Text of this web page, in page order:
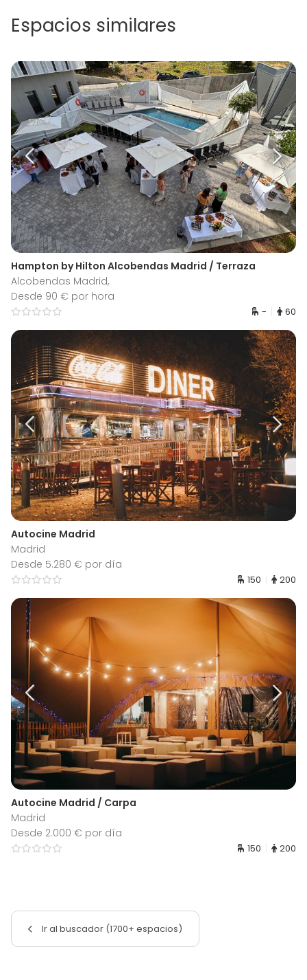
Espacios similares
Hampton by Hilton Alcobendas Madrid / Terraza
Alcobendas Madrid,
Desde 90 € por hora
- 60
Autocine Madrid
Madrid
Desde 5.280 € por día
150 200
Autocine Madrid / Carpa
Madrid
Desde 2.000 € por día
150 200
Ir al buscador (1700+ espacios)